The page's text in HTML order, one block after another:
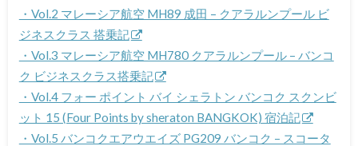
・Vol.2 マレーシア航空 MH89 成田 – クアラルンプール ビ
ジネスクラス 搭乗記
・Vol.3 マレーシア航空 MH780 クアラルンプール – バンコ
ク ビジネスクラス搭乗記
・Vol.4 フォー ポイント バイ シェラトン バンコク スクンビ
ット 15 (Four Points by sheraton BANGKOK) 宿泊記
・Vol.5 バンコクエアウエイズ PG209 バンコク – スコータ